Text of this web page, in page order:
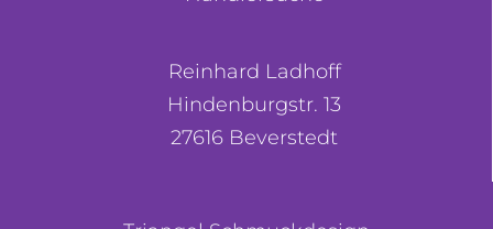
Reinhard Ladhoff
Hindenburgstr. 13
27616 Beverstedt